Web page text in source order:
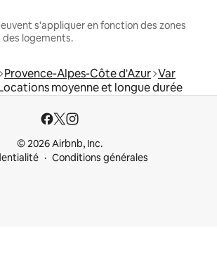
s'appliquer en fonction des zones
logements.
Provence-Alpes-Côte d'Azur Var
moyenne et longue durée
© 2026 Airbnb, Inc.
Conditions générales